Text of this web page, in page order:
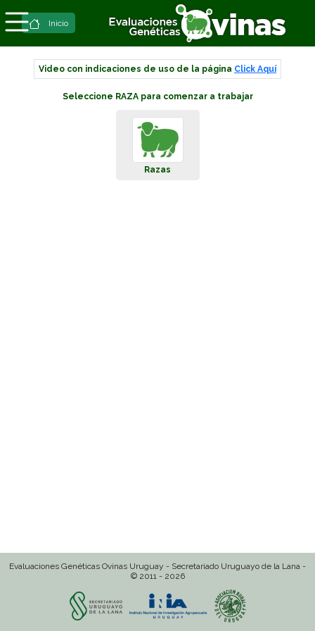
Inicio
Video con indicaciones de uso de la página Click Aquí
Seleccione RAZA para comenzar a trabajar
Razas
Evaluaciones Genéticas Ovinas Uruguay - Secretariado Uruguayo de la Lana -
© 2011 - 2026